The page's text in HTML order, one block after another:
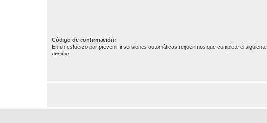
Código de confirmación:
En un esfuerzo por prevenir insersiones automáticas requerimos que complete el siguiente
desafio.